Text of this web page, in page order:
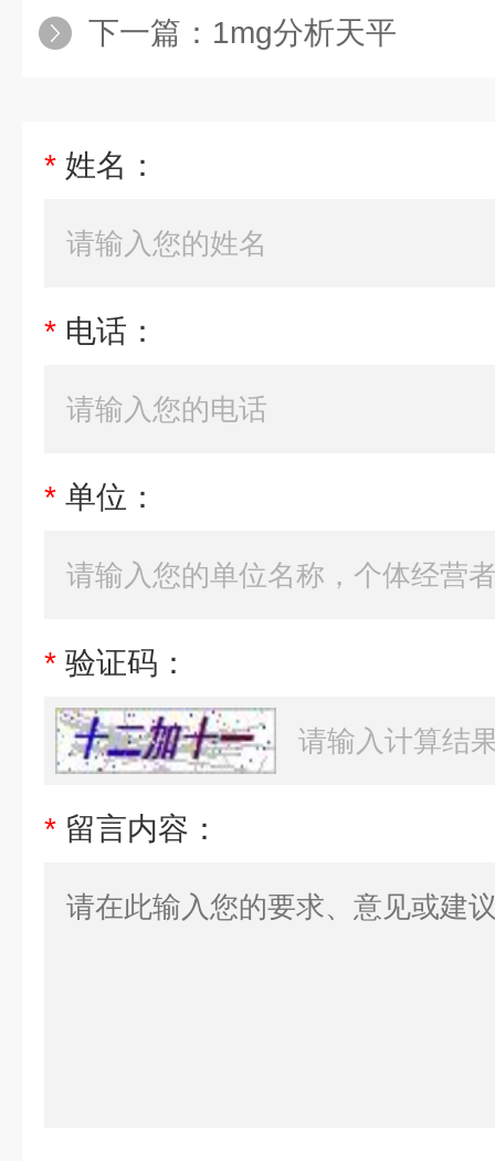
下一篇： 1mg分析天平
* 姓名：
* 电话：
* 单位：
* 验证码：
* 留言内容：